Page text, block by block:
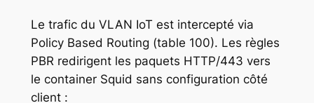
Le trafic du VLAN IoT est intercepté via
Policy Based Routing (table 100). Les règles
PBR redirigent les paquets HTTP/443 vers
le container Squid sans configuration côté
client :